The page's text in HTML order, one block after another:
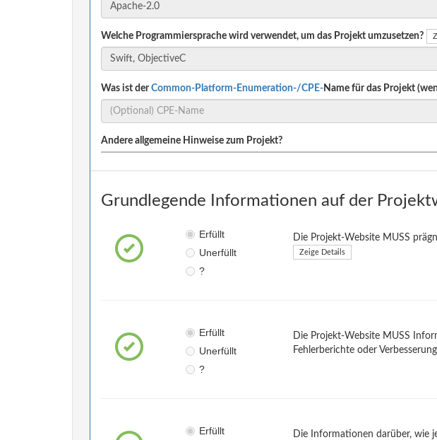
Welche Programmiersprache wird verwendet, um das Projekt umzusetzen?
Was ist derCommon-Platform-Enumeration-/CPE-Name für das Projekt
Andere allgemeine Hinweise zum Projekt?
Grundlegende Informationen auf der
Erfüllt
Unerfüllt
?
Die Projekt-Website MUSS
Zeige Details
Erfüllt
Unerfüllt
?
Die Projekt-Website MUSS
Fehlerberichte oder
Erfüllt
Die Informationen darüber, wie